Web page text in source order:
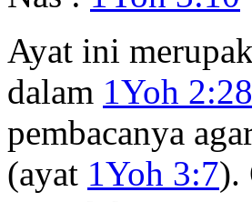
Ayat ini
dalam 1Yoh
pembacanya
(ayat 1Yoh 3:7).